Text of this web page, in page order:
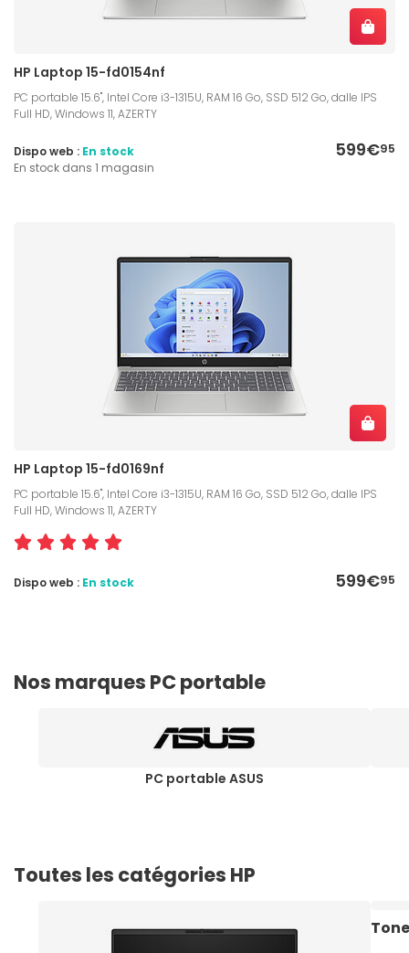
HP Laptop 15-fd0154nf
PC portable 15.6", Intel Core i3-1315U, RAM 16 Go, SSD 512 Go, dalle IPS
Full HD, Windows 11, AZERTY
599€95
Dispo web : En stock
En stock dans 1 magasin
HP Laptop 15-fd0169nf
PC portable 15.6", Intel Core i3-1315U, RAM 16 Go, SSD 512 Go, dalle IPS
Full HD, Windows 11, AZERTY
599€95
Dispo web : En stock
Nos marques PC portable
PC portable ASUS
Toutes les catégories HP